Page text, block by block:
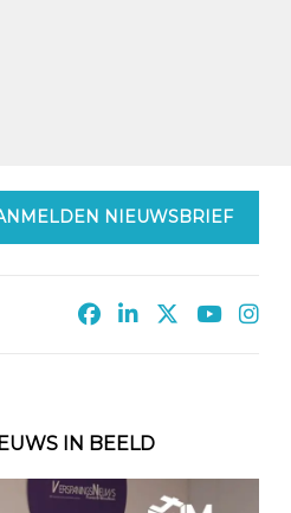
NIEUWSBRIEF
IN BEELD